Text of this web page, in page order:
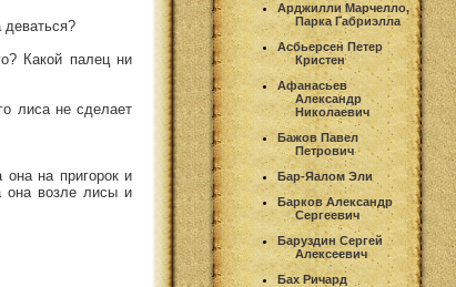
Какой палец ни
лиса не сделает
на пригорок и
она возле лисы и
Арджилли Марчелло,
Парка Габриэлла
Асбьерсен Петер
Кристен
Афанасьев
Александр
Николаевич
Бажов Павел
Петрович
Бар-Яалом Эли
Барков Александр
Сергеевич
Баруздин Сергей
Алексеевич
Бах Ричард